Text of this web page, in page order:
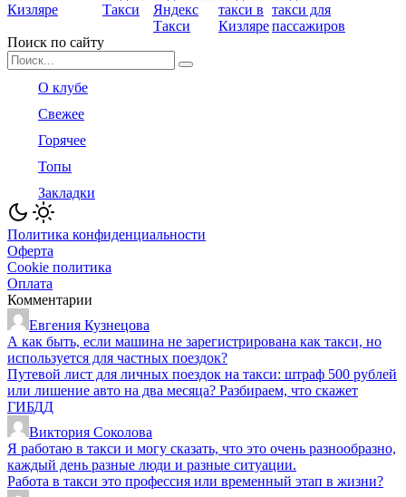
Кизляре
Такси
Яндекс
Такси
такси в
Кизляре
такси для
пассажиров
Поиск по сайту
Search
for:
О клубе
Свежее
Горячее
Топы
Закладки
Политика конфиденциальности
Оферта
Cookie политика
Оплата
Комментарии
Евгения Кузнецова
А как быть, если машина не зарегистрирована как такси, но
используется для частных поездок?
Путевой лист для личных поездок на такси: штраф 500 рублей
или лишение авто на два месяца? Разбираем, что скажет
ГИБДД
Виктория Соколова
Я работаю в такси и могу сказать, что это очень разнообразно,
каждый день разные люди и разные ситуации.
Работа в такси это профессия или временный этап в жизни?